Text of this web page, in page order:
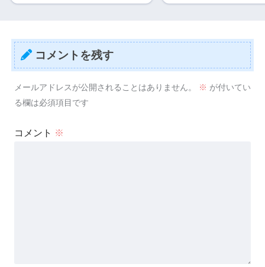
コメントを残す
メールアドレスが公開されることはありません。 ※ が付いてい
る欄は必須項目です
コメント ※